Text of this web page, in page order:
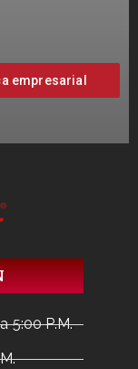
empresarial
5:00 P.M.